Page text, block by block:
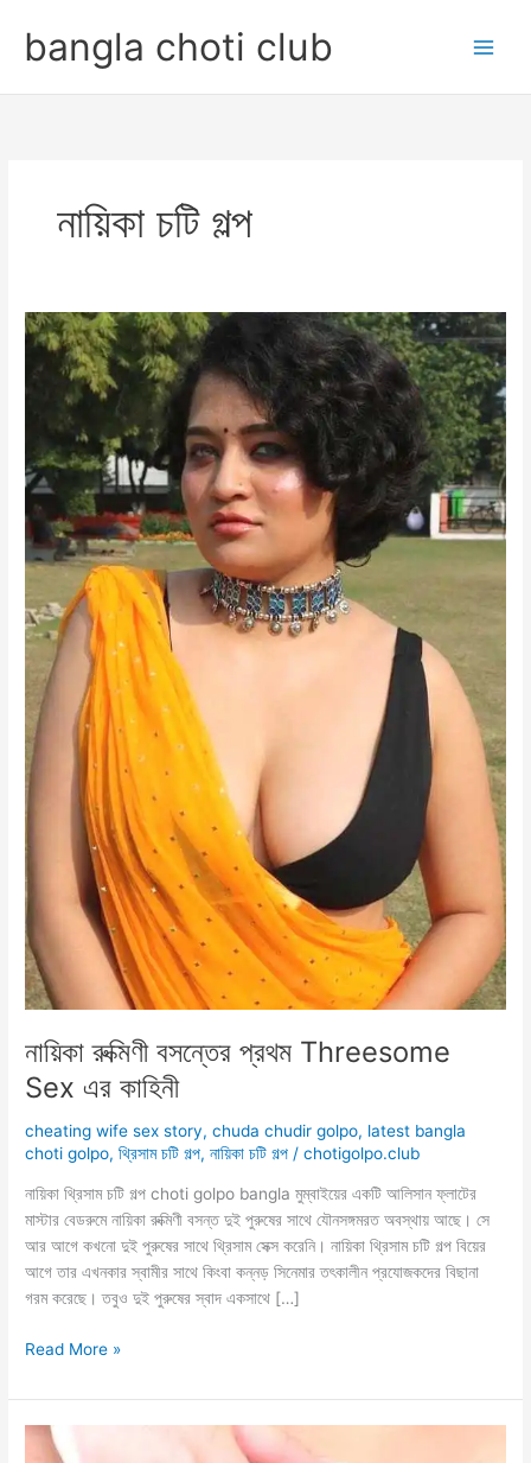
contentbangla choti club
নায়িকা চটি গল্প
নায়িকা রুক্মিণী বসন্তের প্রথম Threesome
Sex এর কাহিনী
cheating wife sex story,chuda chudir golpo, latest bangla
choti golpo,থ্রিসাম চটি গল্প,নায়িকা চটি গল্প /chotigolpo.club
নায়িকা থ্রিসাম চটি গল্প choti golpo bangla মুম্বাইয়ের একটি আলিসান ফ্লাটের
মাস্টার বেডরুমে নায়িকা রুক্মিণী বসন্ত দুই পুরুষের সাথে যৌনসঙ্গমরত অবস্থায় আছে। সে
আর আগে কখনো দুই পুরুষের সাথে থ্রিসাম সেক্স করেনি। নায়িকা থ্রিসাম চটি গল্প বিয়ের
আগে তার এখনকার স্বামীর সাথে কিংবা কন্নড় সিনেমার তৎকালীন প্রযোজকদের বিছানা
গরম করেছে। তবুও দুই পুরুষের স্বাদ একসাথে […]
নায়িকা
বসন্তের
প্রথম
Threesome
Read More »